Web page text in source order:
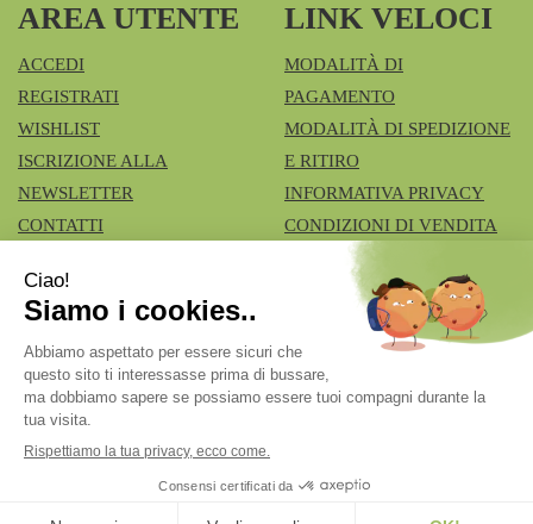
AREA UTENTE
ACCEDI
REGISTRATI
WISHLIST
ISCRIZIONE ALLA
NEWSLETTER
CONTATTI
LINK VELOCI
MODALITÀ DI
PAGAMENTO
MODALITÀ DI SPEDIZIONE
E RITIRO
INFORMATIVA PRIVACY
CONDIZIONI DI VENDITA
COOKIE POLICY
Azienda Speciale Farmacie Comunali Vimercatesi
Lualdi, 6 - Ruginello 20871 Vimercate (MB)
fcia.vimercate1@tiscali.it|Tel.: 039668100| P.Iva:
02211980962 | Numero R.E.A.: Rea MB – 1545327
Prenofa